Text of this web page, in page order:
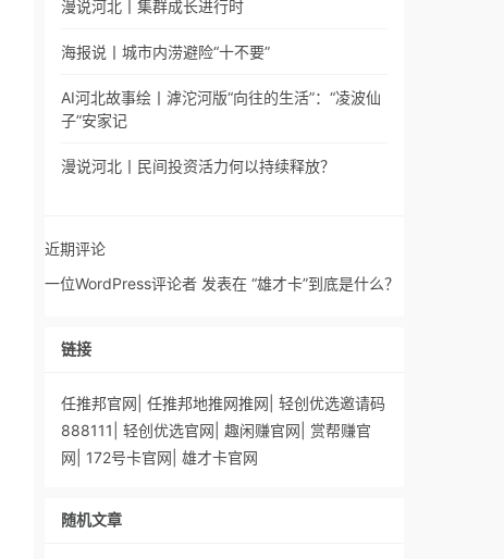
漫说河北丨集群成长进行时
海报说丨城市内涝避险“十不要”
AI河北故事绘丨滹沱河版“向往的生活”：“凌波仙
子”安家记
漫说河北丨民间投资活力何以持续释放？
近期评论
一位WordPress评论者 发表在 “雄才卡”到底是什么？
链接
任推邦官网 任推邦地推网推网 轻创优选邀请码
888111
轻创优选官网 趣闲赚官网
赏帮赚官
网
172号卡官网 雄才卡官网
随机文章